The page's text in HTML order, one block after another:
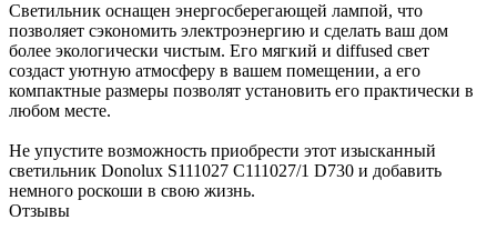
Светильник оснащен энергосберегающей лампой, что
позволяет сэкономить электроэнергию и сделать ваш дом
более экологически чистым. Его мягкий и diffused свет
создаст уютную атмосферу в вашем помещении, а его
компактные размеры позволят установить его практически в
любом месте.
Не упустите возможность приобрести этот изысканный
светильник Donolux S111027 C111027/1 D730 и добавить
немного роскоши в свою жизнь.
Отзывы